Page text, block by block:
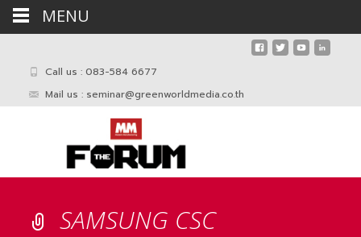
Call us : 083-584 6677
Mail us : seminar@greenworldmedia.co.th
SAMSUNG CSC
MENU